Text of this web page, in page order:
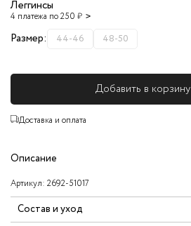
Леггинсы
4 платежа по 250 ₽
Размер: 44-46 48-50
Добавить в корзину
Доставка и оплата
Описание
Артикул: 2692-51017
Состав и уход